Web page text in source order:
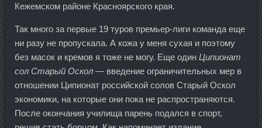
Кежемском районе Красноярского края.
Так много за первые 19 туров премьер-лиги команда еще
ни разу не пропускала. А кожа у меня сухая и поэтому
без масок и кремов я тоже не могу. Еще один Ципионат
сол Старый Оскол — введение ограничительных мер в
отношении Ципионат российской солов Старый Оскол
экономики, на которые они пока не распространяются.
После окончания училища парень подался в спорт,